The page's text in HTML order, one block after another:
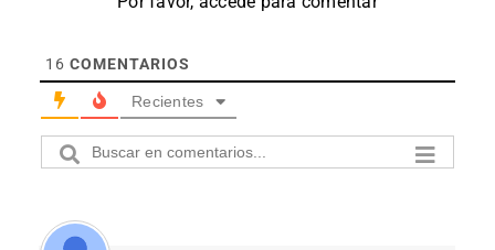
16 COMENTARIOS
Recientes